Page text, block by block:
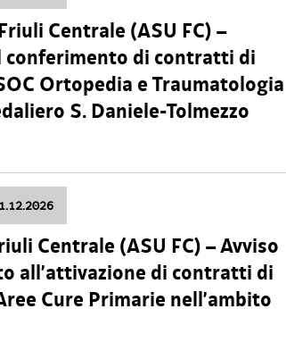
Centrale (ASU FC) –
conferimento di contratti di
Ortopedia e Traumatologia
S. Daniele-Tolmezzo
Centrale (ASU FC) – Avviso
all’attivazione di contratti di
Cure Primarie nell’ambito